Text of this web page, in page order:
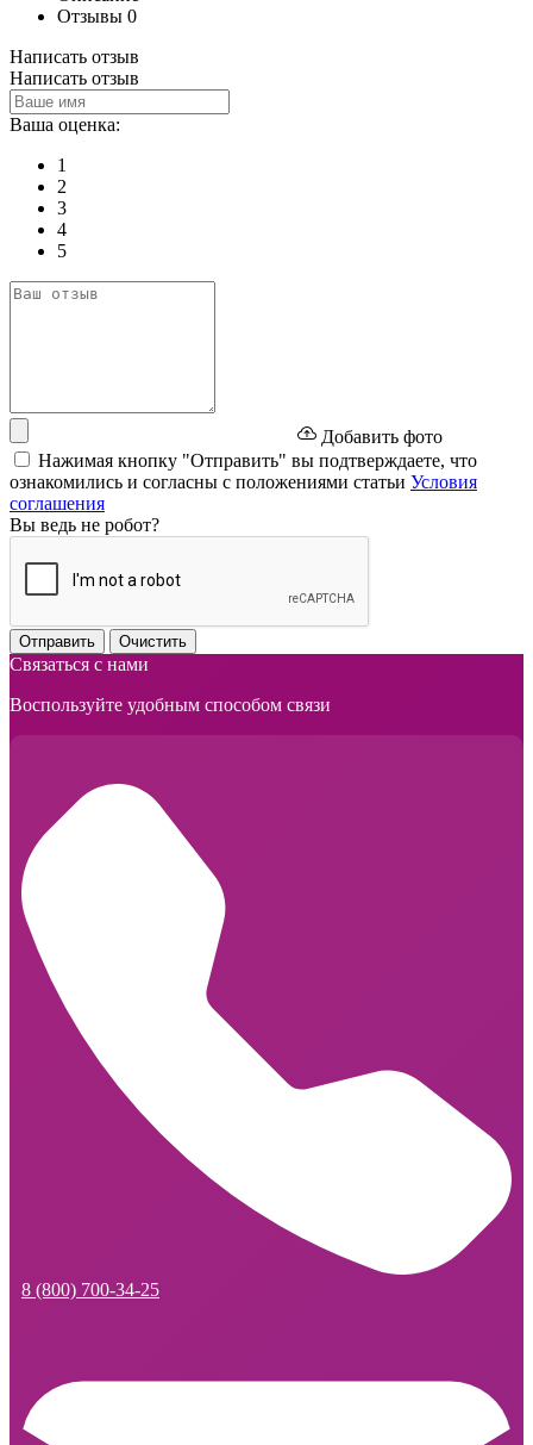
Отзывы 0
Написать отзыв
Написать отзыв
Ваша оценка:
1
2
3
4
5
Добавить фото
Нажимая кнопку "Отправить" вы подтверждаете, что
ознакомились и согласны с положениями статьи Условия
соглашения
Вы ведь не робот?
Отправить Очистить
Связаться с нами
Воспользуйте удобным способом связи
8 (800) 700-34-25